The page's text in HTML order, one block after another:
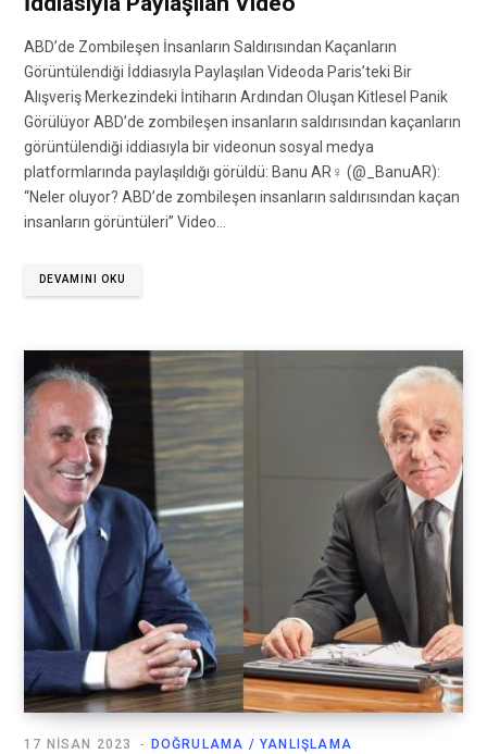
ABD’de Zombileşen İnsanların Saldırısından Kaçanların
Görüntülendiği İddiasıyla Paylaşılan Videoda Paris’teki Bir
Alışveriş Merkezindeki İntiharın Ardından Oluşan Kitlesel Panik
Görülüyor ABD’de zombileşen insanların saldırısından kaçanların
görüntülendiği iddiasıyla bir videonun sosyal medya
platformlarında paylaşıldığı görüldü: Banu AR♀ (@_BanuAR):
“Neler oluyor? ABD’de zombileşen insanların saldırısından kaçan
insanların görüntüleri” Video…
DEVAMINI OKU
DOĞRULAMA / YANLIŞLAMA
17 NISAN 2023